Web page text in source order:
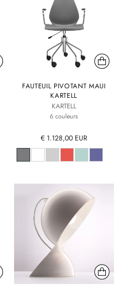
FAUTEUIL PIVOTANT MAUI
KARTELL
KARTELL
6 couleurs
€ 1.128,00 EUR